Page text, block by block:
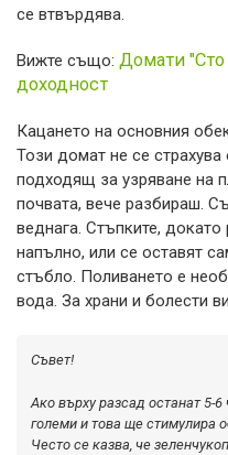
се втвърдява.
Вижте също: Домати
доходност
Кацането на основния
Този домат не се
подходящ за узряване на
почвата, вече разбираш.
веднага. Стъпките, докато
напълно, или се оставят
стъбло. Поливането е
вода. За храни и болести
Съвет!
Ако върху разсад останат 5-
големи и това ще стимулира
Често се казва, че